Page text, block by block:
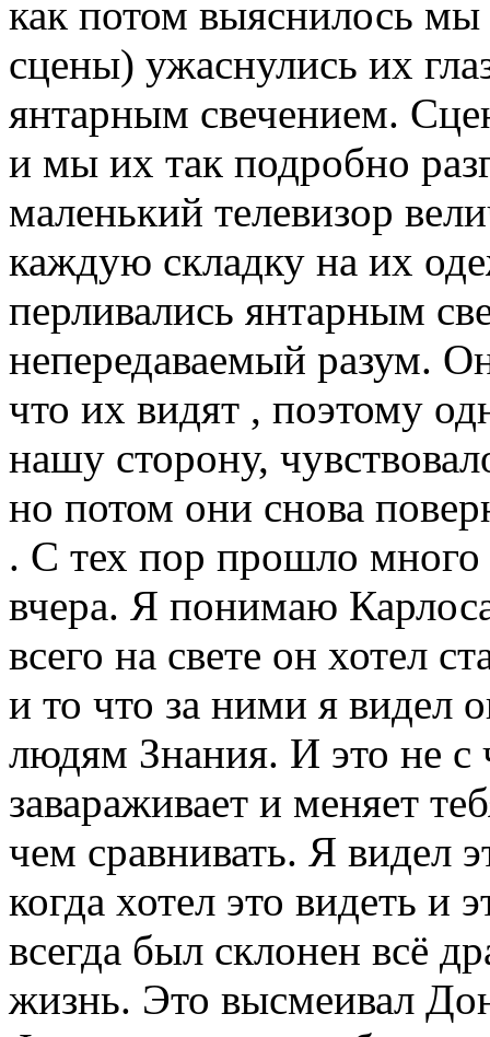
как потом выяснилось
сцены) ужаснулись их
янтарным свечением.
и мы их так подробно
маленький телевизор
каждую складку на их
перливались янтарным
непередаваемый разум.
что их видят , поэтому
нашу сторону,
но потом они снова
. С тех пор прошло много
вчера. Я понимаю
всего на свете он хотел
и то что за ними я видел
людям Знания. И это не с
завараживает и меняет
чем сравнивать. Я видел
когда хотел это видеть и
всегда был склонен всё
жизнь. Это высмеивал